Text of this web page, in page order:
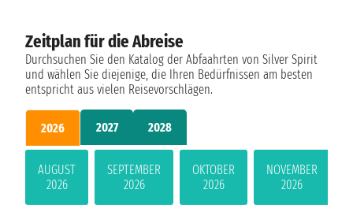
Zeitplan für die Abreise
Durchsuchen Sie den Katalog der Abfaahrten von Silver Spirit
und wählen Sie diejenige, die Ihren Bedürfnissen am besten
entspricht aus vielen Reisevorschlägen.
2026 2027 2028
AUGUST
2026
SEPTEMBER
2026
OKTOBER
2026
NOVEMBER
2026